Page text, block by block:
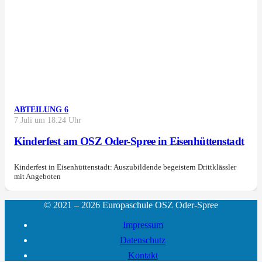
ABTEILUNG 6
7 Juli um 18:24 Uhr
Kinderfest am OSZ Oder-Spree in Eisenhüttenstadt
Kinderfest in Eisenhüttenstadt: Auszubildende begeistern Drittklässler
mit Angeboten
© 2021 – 2026 Europaschule OSZ Oder-Spree
Impressum
Datenschutz
Kontakt